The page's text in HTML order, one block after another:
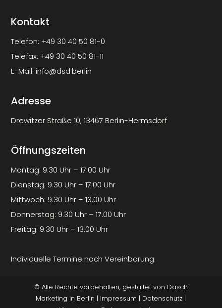
Kontakt
Telefon: +49 30 40 50 81-0
Telefax: +49 30 40 50 81-11
E-Mail:info@dsd.berlin
Adresse
Drewitzer Straße 10, 13467 Berlin-Hermsdorf
Öffnungszeiten
Montag: 9.30 Uhr – 17.00 Uhr
Dienstag: 9.30 Uhr – 17.00 Uhr
Mittwoch: 9.30 Uhr – 13.00 Uhr
Donnerstag: 9.30 Uhr – 17.00 Uhr
Freitag: 9.30 Uhr – 13.00 Uhr
Individuelle Termine nach Vereinbarung.
© Alle Rechte vorbehalten, gestaltet von Dasch
Marketing in Berlin | Impressum | Datenschutz |